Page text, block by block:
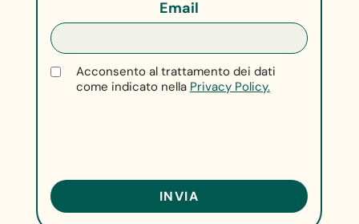
Email
Acconsento al trattamento dei dati
come indicato nella Privacy Policy.